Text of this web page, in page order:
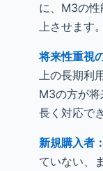
に、M3の性
上させます。
将来性重視
上の長期利
M3の方が将
長く対応で
新規購入者：
ていない、